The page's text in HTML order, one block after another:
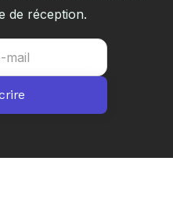
de réception.